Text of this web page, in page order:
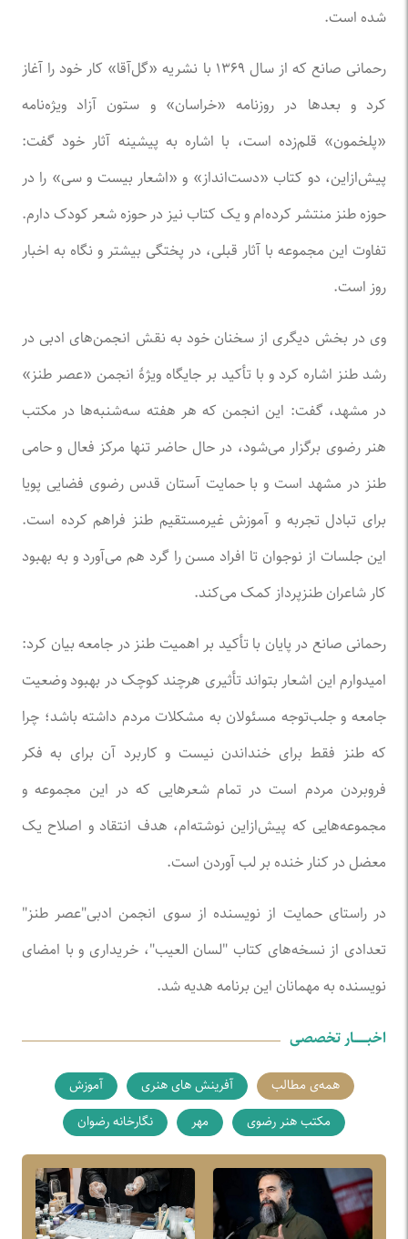
شده است.
رحمانی صانع که از سال ۱۳۶۹ با نشریه «گل‌آقا» کار خود را آغاز
کرد و بعد‌ها در روزنامه «خراسان» و ستون آزاد ویژه‌نامه
«پلخمون» قلم‌زده است، با اشاره به پیشینه آثار خود گفت:
پیش‌ازاین، دو کتاب «دست‌انداز» و «اشعار بیست و سی» را در
حوزه طنز منتشر کرده‌ام و یک کتاب نیز در حوزه شعر کودک دارم.
تفاوت این مجموعه با آثار قبلی، در پختگی بیشتر و نگاه به اخبار
روز است.
وی در بخش دیگری از سخنان خود به نقش انجمن‌های ادبی در
رشد طنز اشاره کرد و با تأکید بر جایگاه ویژهٔ انجمن «عصر طنز»
در مشهد، گفت: این انجمن که هر هفته سه‌شنبه‌ها در مکتب
هنر رضوی برگزار می‌شود، در حال حاضر تنها مرکز فعال و حامی
طنز در مشهد است و با حمایت آستان قدس رضوی فضایی پویا
برای تبادل تجربه و آموزش غیرمستقیم طنز فراهم کرده است.
این جلسات از نوجوان تا افراد مسن را گرد هم می‌آورد و به بهبود
کار شاعران طنزپرداز کمک می‌کند.
رحمانی صانع در پایان با تأکید بر اهمیت طنز در جامعه بیان کرد:
امیدوارم این اشعار بتواند تأثیری هرچند کوچک در بهبود وضعیت
جامعه و جلب‌توجه مسئولان به مشکلات مردم داشته باشد؛ چرا
که طنز فقط برای خنداندن نیست و کاربرد آن برای به فکر
فروبردن مردم است در تمام شعر‌هایی که در این مجموعه و
مجموعه‌هایی که پیش‌ازاین نوشته‌ام، هدف انتقاد و اصلاح یک
معضل در کنار خنده بر لب آوردن است.
در راستای حمایت از نویسنده از سوی انجمن ادبی"عصر طنز"
تعدادی از نسخه‌های کتاب "لسان العیب"، خریداری و با امضای
نویسنده به مهمانان این برنامه هدیه شد.
اخبـــــــار تخصصی
همه‌ی مطالب آفرینش های هنری
آموزش
مکتب هنر رضوی
مهر نگارخانه رضوان